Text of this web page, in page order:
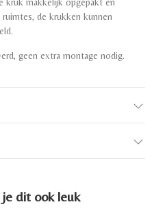
kruk makkelijk opgepakt en
de krukken kunnen
geen extra montage nodig.
dit ook leuk